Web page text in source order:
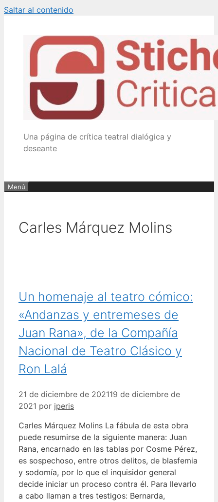
Saltar al contenido
Una página de crítica teatral dialógica y
deseante
Menú
Carles Márquez Molins
Un homenaje al teatro cómico:
«Andanzas y entremeses de
Juan Rana», de la Compañía
Nacional de Teatro Clásico y
Ron Lalá
21 de diciembre de 202119 de diciembre de
2021 por jperis
Carles Márquez Molins La fábula de esta obra
puede resumirse de la siguiente manera: Juan
Rana, encarnado en las tablas por Cosme Pérez,
es sospechoso, entre otros delitos, de blasfemia
y sodomía, por lo que el inquisidor general
decide iniciar un proceso contra él. Para llevarlo
a cabo llaman a tres testigos: Bernarda,